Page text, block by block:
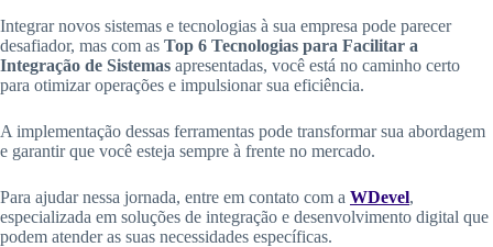
Integrar novos sistemas e tecnologias à sua empresa pode parecer
desafiador, mas com as Top 6 Tecnologias para Facilitar a
Integração de Sistemas apresentadas, você está no caminho certo
para otimizar operações e impulsionar sua eficiência.
A implementação dessas ferramentas pode transformar sua abordagem
e garantir que você esteja sempre à frente no mercado.
Para ajudar nessa jornada, entre em contato com a WDevel,
especializada em soluções de integração e desenvolvimento digital que
podem atender as suas necessidades específicas.